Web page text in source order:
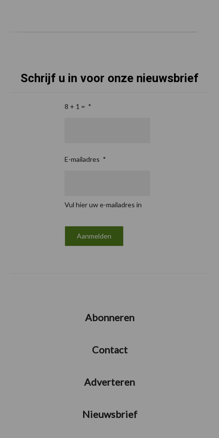
Schrijf u in voor onze nieuwsbrief
8 + 1 = *
E-mailadres *
Vul hier uw e-mailadres in
Abonneren
Contact
Adverteren
Nieuwsbrief